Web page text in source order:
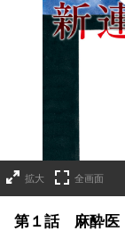
拡大 全画面
第１話 麻酔医